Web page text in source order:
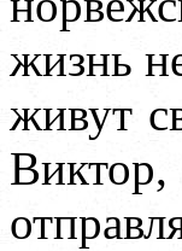
жизнь
живут